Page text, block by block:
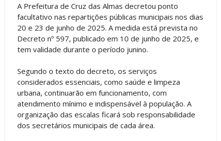
A Prefeitura de Cruz das Almas decretou ponto
facultativo nas repartições públicas municipais nos dias
20 e 23 de junho de 2025. A medida está prevista no
Decreto nº 597, publicado em 10 de junho de 2025, e
tem validade durante o período junino.
Segundo o texto do decreto, os serviços
considerados essenciais, como saúde e limpeza
urbana, continuarão em funcionamento, com
atendimento mínimo e indispensável à população. A
organização das escalas ficará sob responsabilidade
dos secretários municipais de cada área.